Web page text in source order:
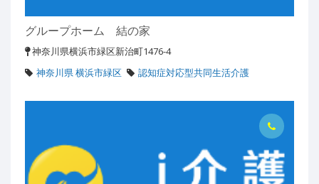
グループホーム 結の家
神奈川県横浜市緑区新治町1476-4
神奈川県 横浜市緑区
認知症対応型共同生活介護